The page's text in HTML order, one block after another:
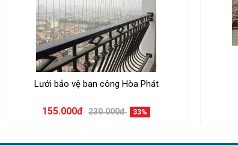
Lưới bảo vệ ban công Hòa Phát
155.000đ 230.000đ 33%